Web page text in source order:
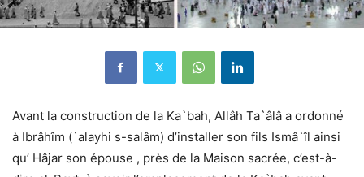
Avant la construction de la Ka`bah, Allâh Ta`âlâ a ordonné
à Ibrâhîm (`alayhi s-salâm) d’installer son fils Ismâ`îl ainsi
qu’ Hâjar son épouse , près de la Maison sacrée, c’est-à-